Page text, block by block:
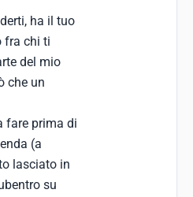
ha il tuo
fra chi ti
del mio
che un
fare prima di
(a
lasciato in
su